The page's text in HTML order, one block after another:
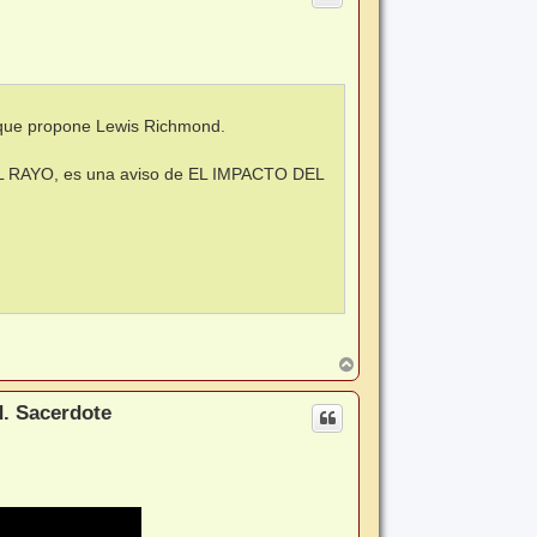
propone Lewis Richmond.
es una aviso de EL IMPACTO DEL
r
r
Sacerdote